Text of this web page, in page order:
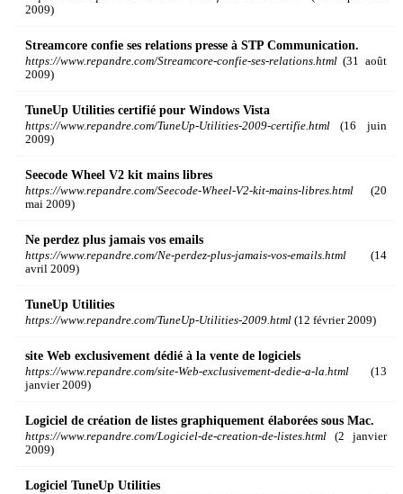
2009)
Streamcore confie ses relations presse à STP Communication.
https://www.repandre.com/Streamcore-confie-ses-relations.html (31 août
2009)
TuneUp Utilities certifié pour Windows Vista
https://www.repandre.com/TuneUp-Utilities-2009-certifie.html (16 juin
2009)
Seecode Wheel V2 kit mains libres
https://www.repandre.com/Seecode-Wheel-V2-kit-mains-libres.html (20
mai 2009)
Ne perdez plus jamais vos emails
https://www.repandre.com/Ne-perdez-plus-jamais-vos-emails.html (14
avril 2009)
TuneUp Utilities
https://www.repandre.com/TuneUp-Utilities-2009.html (12 février 2009)
site Web exclusivement dédié à la vente de logiciels
https://www.repandre.com/site-Web-exclusivement-dedie-a-la.html (13
janvier 2009)
Logiciel de création de listes graphiquement élaborées sous Mac.
https://www.repandre.com/Logiciel-de-creation-de-listes.html (2 janvier
2009)
Logiciel TuneUp Utilities